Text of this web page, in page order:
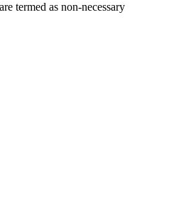
termed as non-necessary